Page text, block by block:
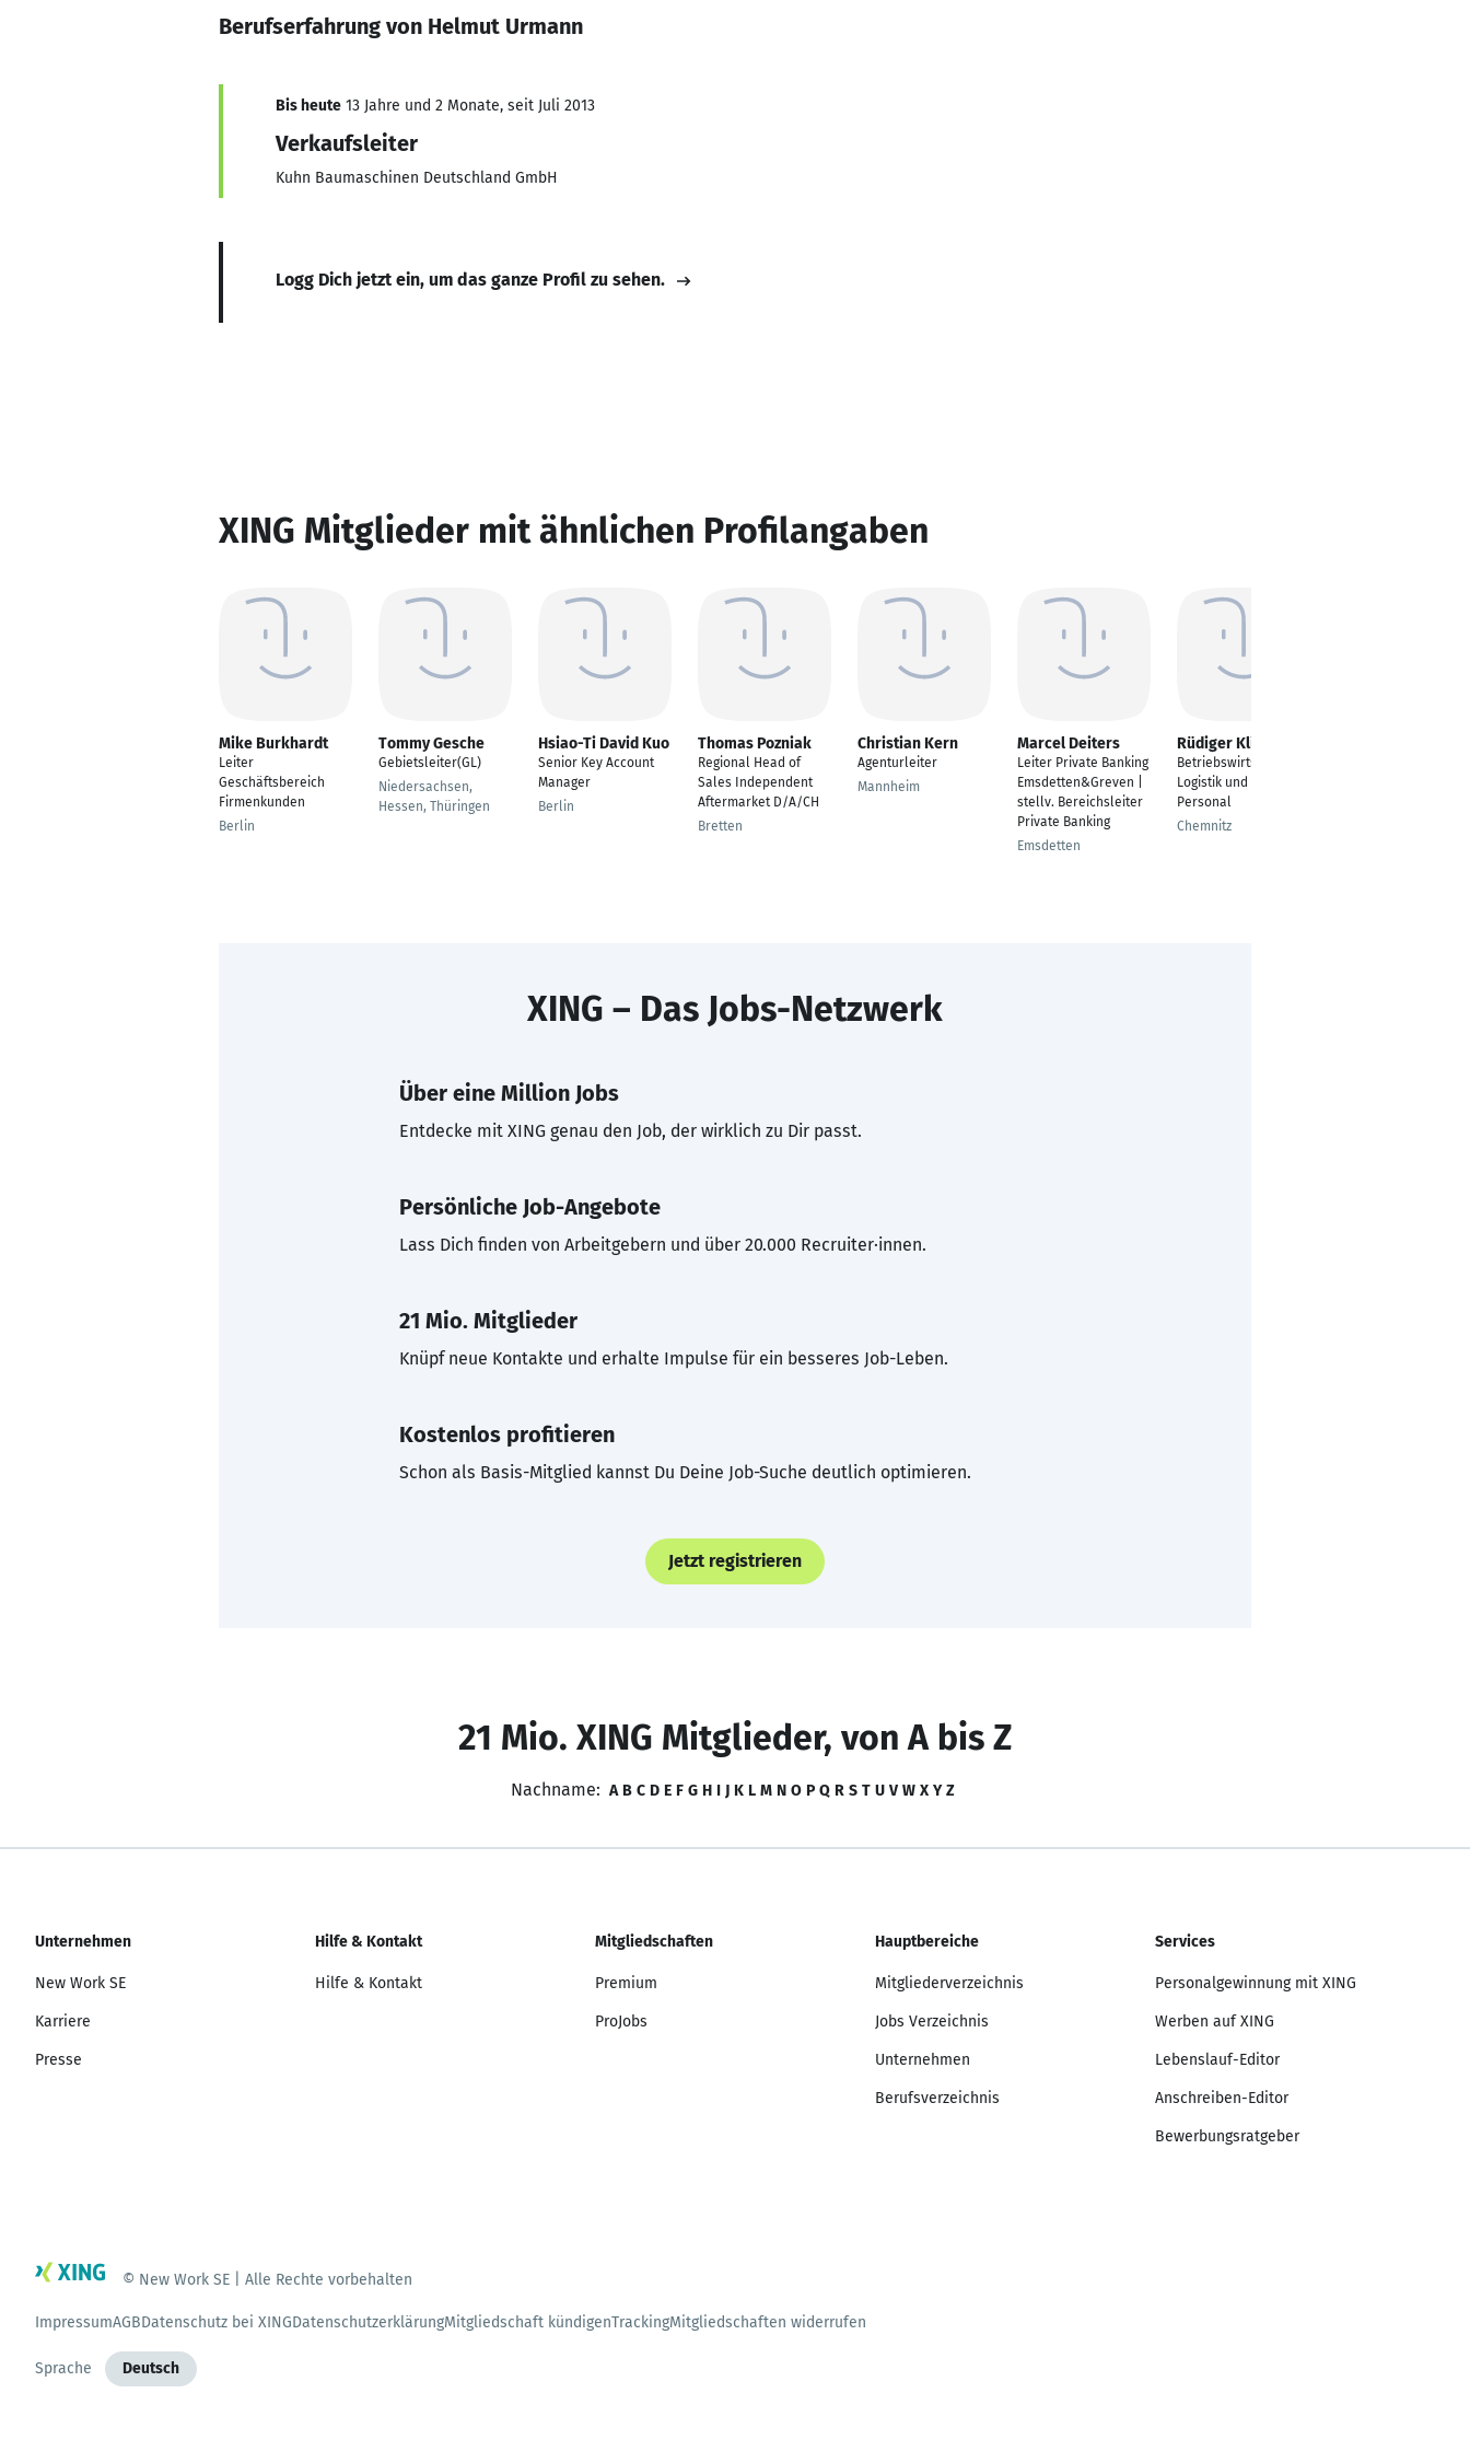
Berufserfahrung von Helmut Urmann
Bis heute 13 Jahre und 2 Monate, seit Juli 2013
Verkaufsleiter
Kuhn Baumaschinen Deutschland GmbH
Logg Dich jetzt ein, um das ganze Profil zu sehen.
XING Mitglieder mit ähnlichen Profilangaben
Mike Burkhardt
Leiter
Geschäftsbereich
Firmenkunden
Berlin
Tommy Gesche
Gebietsleiter(GL)
Niedersachsen,
Hessen, Thüringen
Hsiao-Ti David Kuo
Senior Key Account
Manager
Berlin
Thomas Pozniak
Regional Head of
Sales Independent
Aftermarket D/A/CH
Bretten
Christian Kern
Agenturleiter
Mannheim
Marcel Deiters
Leiter Private Banking
Emsdetten&Greven |
stellv. Bereichsleiter
Private Banking
Emsdetten
Rüdiger Klinner
Betriebswirtschaft/
Logistik und Handel,
Personal
Chemnitz
XING – Das Jobs-Netzwerk
Über eine Million Jobs
Entdecke mit XING genau den Job, der wirklich zu Dir passt.
Persönliche Job-Angebote
Lass Dich finden von Arbeitgebern und über 20.000 Recruiter·innen.
21 Mio. Mitglieder
Knüpf neue Kontakte und erhalte Impulse für ein besseres Job-Leben.
Kostenlos profitieren
Schon als Basis-Mitglied kannst Du Deine Job-Suche deutlich optimieren.
Jetzt registrieren
21 Mio. XING Mitglieder, von A bis Z
Nachname: A B C D E F G H I J K L M N O P Q R S T U V W X Y Z
Unternehmen
New Work SE
Karriere
Presse
Hilfe & Kontakt
Hilfe & Kontakt
Mitgliedschaften
Premium
ProJobs
Hauptbereiche
Mitgliederverzeichnis
Jobs Verzeichnis
Unternehmen
Berufsverzeichnis
Services
Personalgewinnung mit XING
Werben auf XING
Lebenslauf-Editor
Anschreiben-Editor
Bewerbungsratgeber
© New Work SE | Alle Rechte vorbehalten
ImpressumAGBDatenschutz bei XINGDatenschutzerklärungMitgliedschaft kündigenTrackingMitgliedschaften widerrufen
Sprache Deutsch